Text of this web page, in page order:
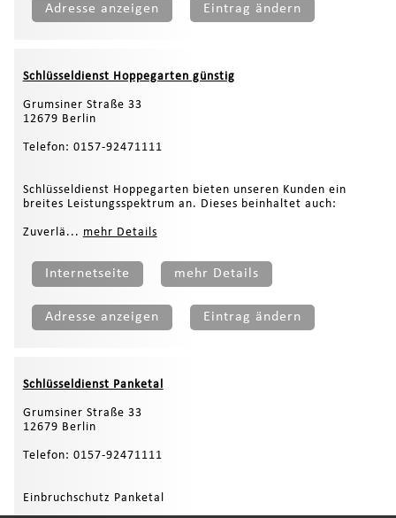
Adresse anzeigen Eintrag ändern
Schlüsseldienst Hoppegarten günstig
Grumsiner Straße 33
12679 Berlin
Telefon: 0157-92471111
Schlüsseldienst Hoppegarten bieten unseren Kunden ein
breites Leistungsspektrum an. Dieses beinhaltet auch:
Zuverlä... mehr Details
Internetseite mehr Details
Adresse anzeigen Eintrag ändern
Schlüsseldienst Panketal
Grumsiner Straße 33
12679 Berlin
Telefon: 0157-92471111
Einbruchschutz Panketal